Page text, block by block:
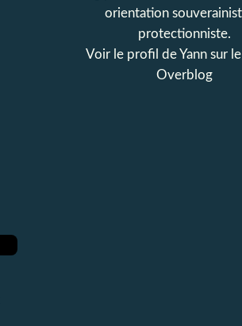
orientation
protectionniste.
Voir le profil deYann sur
Overblog